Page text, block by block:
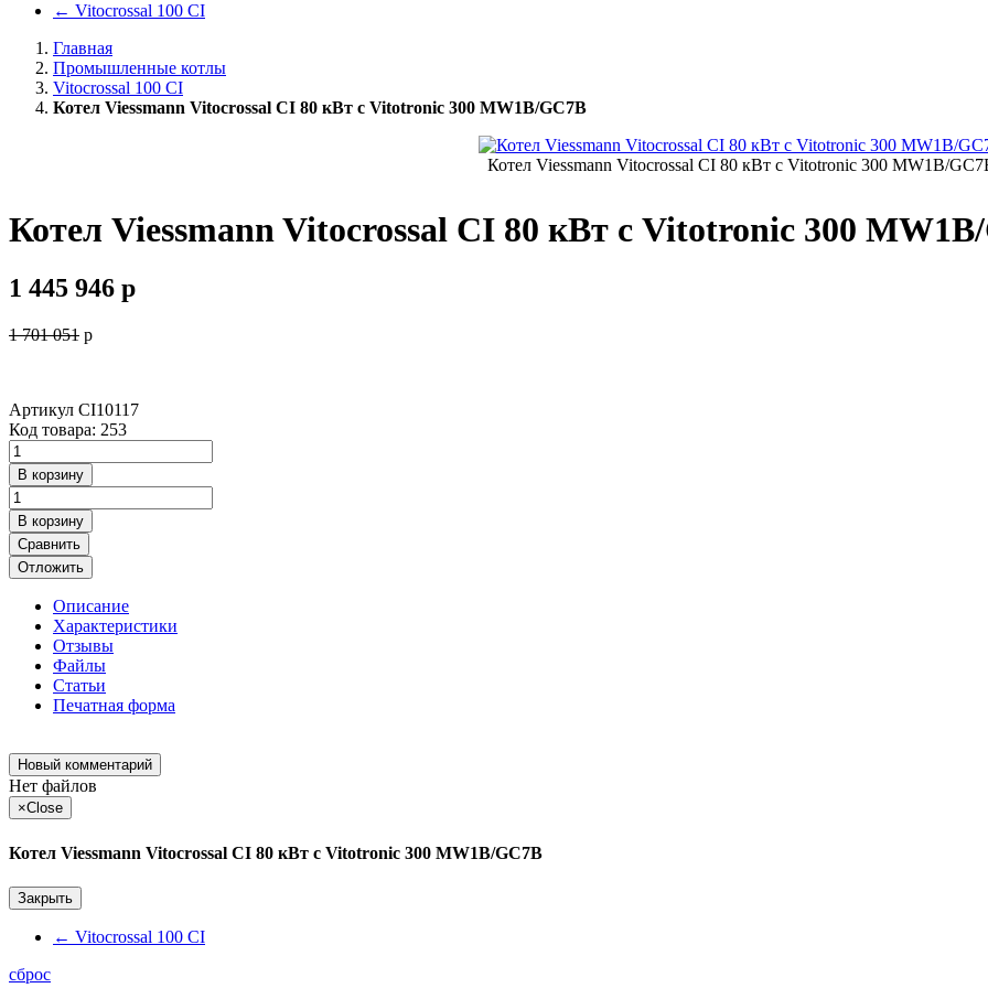
← Vitocrossal 100 CI
Главная
Промышленные котлы
Vitocrossal 100 CI
Котел Viessmann Vitocrossal CI 80 кВт с Vitotronic 300 MW1B/GC7B
Котел Viessmann Vitocrossal CI 80 кВт с Vitotronic 300 MW1B/
Котел Viessmann Vitocrossal CI 80 кВт с Vitotronic 300
1 445 946 p
1 701 051 p
Артикул CI10117
Код товара: 253
В корзину
В корзину
Сравнить
Отложить
Описание
Характеристики
Отзывы
Файлы
Статьи
Печатная форма
Новый комментарий
Нет файлов
×Close
Котел Viessmann Vitocrossal CI 80 кВт с Vitotronic 300 MW1B/GC7B
Закрыть
← Vitocrossal 100 CI
сброс